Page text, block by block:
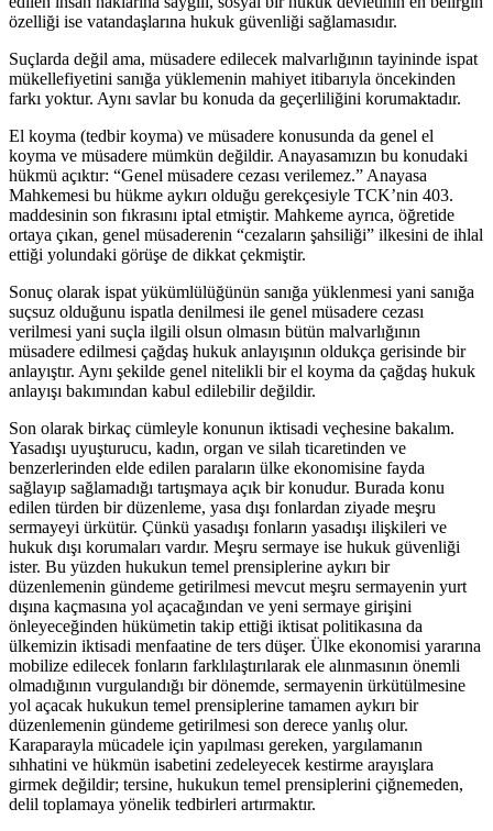
özelliği ise vatandaşlarına hukuk güvenliği sağlamasıdır.
Suçlarda değil ama, müsadere edilecek malvarlığının tayininde ispat
mükellefiyetini sanığa yüklemenin mahiyet itibarıyla öncekinden
farkı yoktur. Aynı savlar bu konuda da geçerliliğini korumaktadır.
El koyma (tedbir koyma) ve müsadere konusunda da genel el
koyma ve müsadere mümkün değildir. Anayasamızın bu konudaki
hükmü açıktır: “Genel müsadere cezası verilemez.” Anayasa
Mahkemesi bu hükme aykırı olduğu gerekçesiyle TCK’nin 403.
maddesinin son fıkrasını iptal etmiştir. Mahkeme ayrıca, öğretide
ortaya çıkan, genel müsaderenin “cezaların şahsiliği” ilkesini de ihlal
ettiği yolundaki görüşe de dikkat çekmiştir.
Sonuç olarak ispat yükümlülüğünün sanığa yüklenmesi yani sanığa
suçsuz olduğunu ispatla denilmesi ile genel müsadere cezası
verilmesi yani suçla ilgili olsun olmasın bütün malvarlığının
müsadere edilmesi çağdaş hukuk anlayışının oldukça gerisinde bir
anlayıştır. Aynı şekilde genel nitelikli bir el koyma da çağdaş hukuk
anlayışı bakımından kabul edilebilir değildir.
Son olarak birkaç cümleyle konunun iktisadi veçhesine bakalım.
Yasadışı uyuşturucu, kadın, organ ve silah ticaretinden ve
benzerlerinden elde edilen paraların ülke ekonomisine fayda
sağlayıp sağlamadığı tartışmaya açık bir konudur. Burada konu
edilen türden bir düzenleme, yasa dışı fonlardan ziyade meşru
sermayeyi ürkütür. Çünkü yasadışı fonların yasadışı ilişkileri ve
hukuk dışı korumaları vardır. Meşru sermaye ise hukuk güvenliği
ister. Bu yüzden hukukun temel prensiplerine aykırı bir
düzenlemenin gündeme getirilmesi mevcut meşru sermayenin yurt
dışına kaçmasına yol açacağından ve yeni sermaye girişini
önleyeceğinden hükümetin takip ettiği iktisat politikasına da
ülkemizin iktisadi menfaatine de ters düşer. Ülke ekonomisi yararına
mobilize edilecek fonların farklılaştırılarak ele alınmasının önemli
olmadığının vurgulandığı bir dönemde, sermayenin ürkütülmesine
yol açacak hukukun temel prensiplerine tamamen aykırı bir
düzenlemenin gündeme getirilmesi son derece yanlış olur.
Karaparayla mücadele için yapılması gereken, yargılamanın
sıhhatini ve hükmün isabetini zedeleyecek kestirme arayışlara
girmek değildir; tersine, hukukun temel prensiplerini çiğnemeden,
delil toplamaya yönelik tedbirleri artırmaktır.